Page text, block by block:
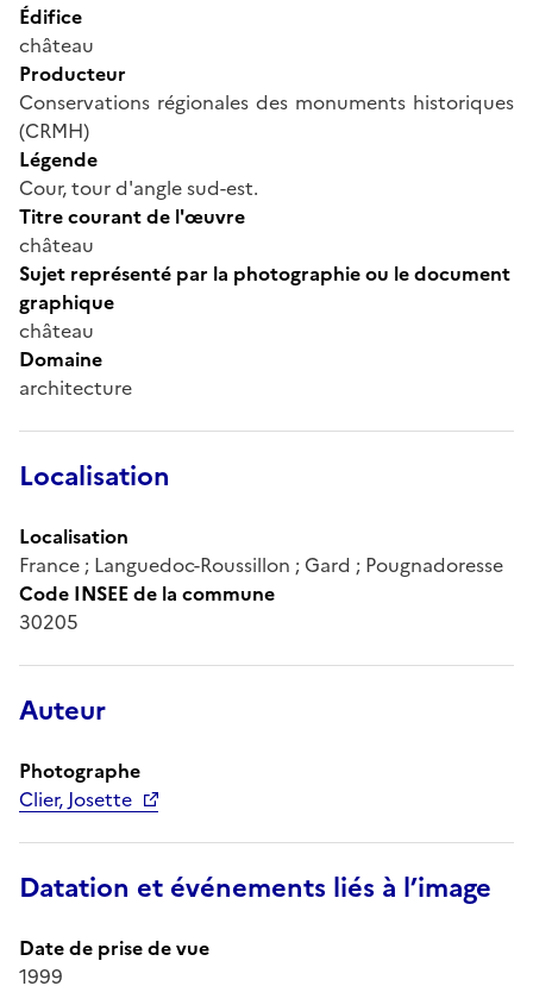
Édifice
château
Producteur
Conservations régionales des monuments historiques
(CRMH)
Légende
Cour, tour d'angle sud-est.
Titre courant de l'œuvre
château
Sujet représenté par la photographie ou le document
graphique
château
Domaine
architecture
Localisation
Localisation
France ; Languedoc-Roussillon ; Gard ; Pougnadoresse
Code INSEE de la commune
30205
Auteur
Photographe
Clier, Josette
Datation et événements liés à l’image
Date de prise de vue
1999